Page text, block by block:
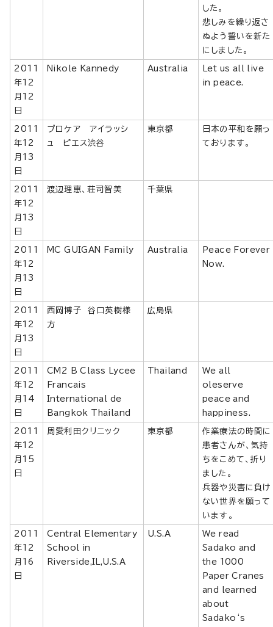
した。
悲しみを繰り返さ
ぬよう誓いを新た
にしました。
2011
年12
月12
日
Nikole Kannedy Australia
Let us all live
in peace.
2011
年12
月13
日
プロケア アイラッシ
ュ ピエス渋谷
東京都
日本の平和を願っ
ております。
2011
年12
月13
日
渡辺理恵、荘司智美 千葉県
2011
年12
月13
日
MC GUIGAN Family Australia
Peace Forever
Now.
2011
年12
月13
日
西岡博子 谷口英樹様
方
広島県
2011
年12
月14
日
CM2 B Class Lycee
Francais
International de
Bangkok Thailand
Thailand
We all
oleserve
peace and
happiness.
2011
年12
月15
日
周愛利田クリニック 東京都
作業療法の時間に
患者さんが、気持
ちをこめて、折り
ました。
兵器や災害に負け
ない世界を願って
います。
2011
年12
月16
日
Central Elementary
School in
Riverside,IL,U.S.A
U.S.A
We read
Sadako and
the 1000
Paper Cranes
and learned
about
Sadako‘s